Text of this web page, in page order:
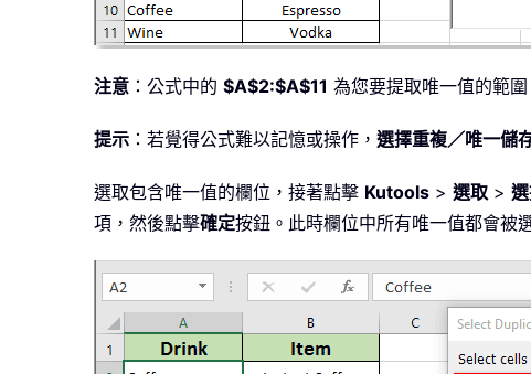
注意 ：公式中的 $A$2:$A$11 為您要提取唯一值的範
提示 ：若覺得公式難以記憶或操作， 選擇重複／唯一儲
選取包含唯一值的欄位，接著點擊 Kutools > 選取 >
項，然後點擊確定按鈕。此時欄位中所有唯一值都會被